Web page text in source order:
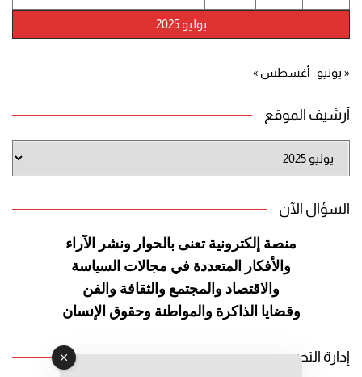
يوليو 2025
« يونيو أغسطس »
أرشيف الموقع
الموقع
السؤال الآن
منصة إلكترونية تعنى بالحوار ونشر الآراء
والأفكار المتعددة في مجالات السياسة
والاقتصاد والمجتمع والثقافة والفن
وقضايا الذاكرة والمواطنة وحقوق الإنسان
إدارة التحرير